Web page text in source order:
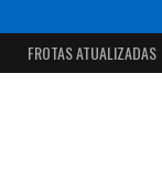
FROTAS ATUALIZADAS